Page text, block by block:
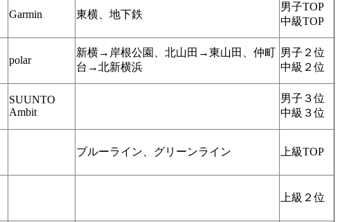
Garmin 東横、地下鉄
男子TOP
中級TOP
polar
新横→岸根公園、北山田→東山田、仲町
台→北新横浜
男子２位
中級２位
SUUNTO
Ambit
男子３位
中級３位
ブルーライン、グリーンライン 上級TOP
上級２位